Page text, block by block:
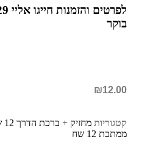
בוקר
₪12.00
קטגוריות מחזיק + ברכת הדרך 12 שח
ממתכת 12 שח